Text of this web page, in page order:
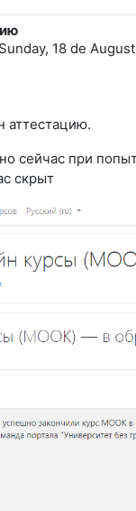
Sunday, 18 de
аттестацию.
сейчас при
скрыт